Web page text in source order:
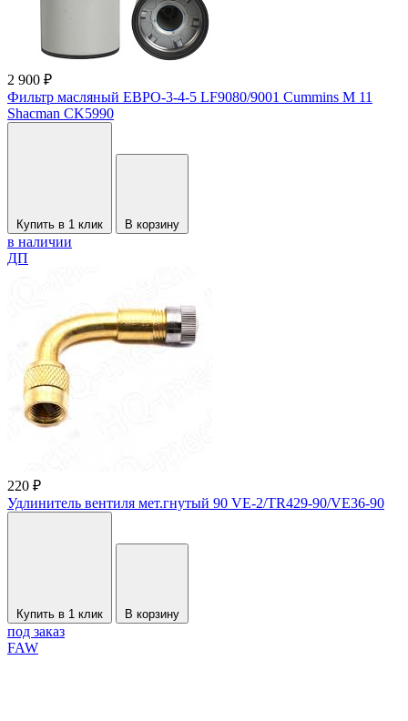
2 900 ₽
Фильтр масляный ЕВРО-3-4-5 LF9080/9001 Cummins M 11
Shacman CK5990
Купить в 1 клик В корзину
в наличии
ДП
220 ₽
Удлинитель вентиля мет.гнутый 90 VE-2/TR429-90/VE36-90
Купить в 1 клик В корзину
под заказ
FAW